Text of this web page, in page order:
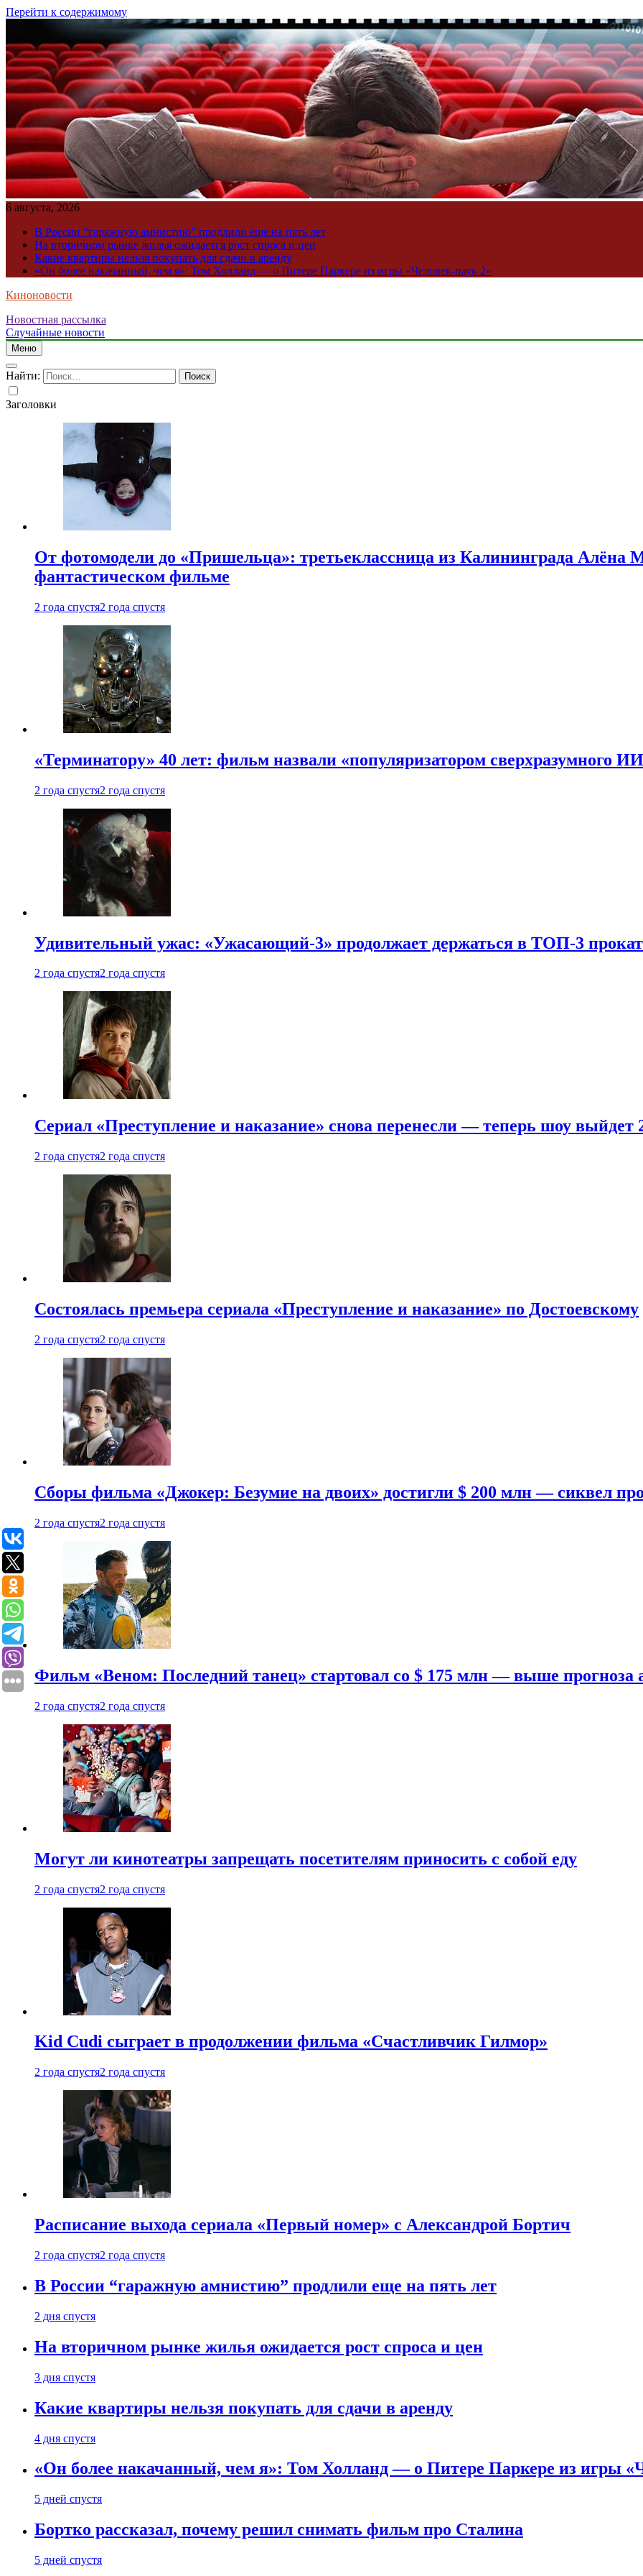
Перейти к содержимому
6 августа, 2026
В России “гаражную амнистию” продлили еще на пять лет
На вторичном рынке жилья ожидается рост спроса и цен
Какие квартиры нельзя покупать для сдачи в аренду
«Он более накачанный, чем я»: Том Холланд — о Питере Паркере из игры «Человек-паук 2»
Киноновости
Новостная рассылка
Случайные новости
Меню
Найти:
Заголовки
От фотомодели до «Пришельца»: третьеклассница из Калининграда Алёна
фантастическом фильме
2 года спустя2 года спустя
«Терминатору» 40 лет: фильм назвали «популяризатором сверхразумного
2 года спустя2 года спустя
Удивительный ужас: «Ужасающий-3» продолжает держаться в ТОП-3
2 года спустя2 года спустя
Сериал «Преступление и наказание» снова перенесли — теперь шоу выйдет
2 года спустя2 года спустя
Состоялась премьера сериала «Преступление и наказание» по Достоевскому
2 года спустя2 года спустя
Сборы фильма «Джокер: Безумие на двоих» достигли $ 200 млн — сиквел
2 года спустя2 года спустя
Фильм «Веном: Последний танец» стартовал со $ 175 млн — выше прогноза
2 года спустя2 года спустя
Могут ли кинотеатры запрещать посетителям приносить с собой еду
2 года спустя2 года спустя
Kid Cudi сыграет в продолжении фильма «Счастливчик Гилмор»
2 года спустя2 года спустя
Расписание выхода сериала «Первый номер» с Александрой Бортич
2 года спустя2 года спустя
В России “гаражную амнистию” продлили еще на пять лет
2 дня спустя
На вторичном рынке жилья ожидается рост спроса и цен
3 дня спустя
Какие квартиры нельзя покупать для сдачи в аренду
4 дня спустя
«Он более накачанный, чем я»: Том Холланд — о Питере Паркере из игры
5 дней спустя
Бортко рассказал, почему решил снимать фильм про Сталина
5 дней спустя